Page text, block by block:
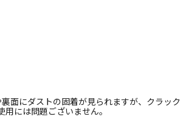
面にダストの固着が見られますが、クラック
には問題ございません。